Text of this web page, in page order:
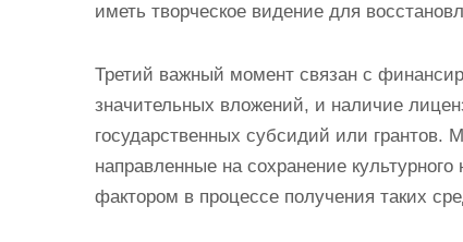
иметь творческое видение для
Третий важный момент связан с
значительных вложений, и наличие
государственных субсидий или грантов.
направленные на сохранение
фактором в процессе получения таких